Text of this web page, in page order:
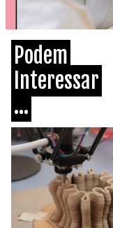
Podem
Interessar
...